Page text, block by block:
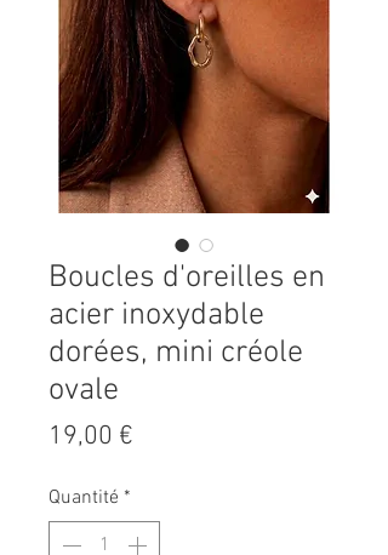
Boucles d'oreilles en
acier inoxydable
dorées, mini créole
ovale
19,00 €
Quantité *